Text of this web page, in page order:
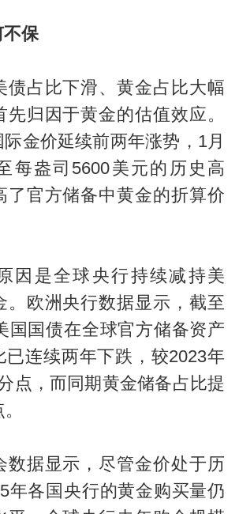
不保
债占比下滑、黄金占比大幅
归因于黄金的估值效应。
金价延续前两年涨势，1月
每盎司5600美元的历史高
了官方储备中黄金的折算价
因是全球央行持续减持美
。欧洲央行数据显示，截至
国国债在全球官方储备资产
已连续两年下跌，较2023年
点，而同期黄金储备占比提
数据显示，尽管金价处于历
年各国央行的黄金购买量仍